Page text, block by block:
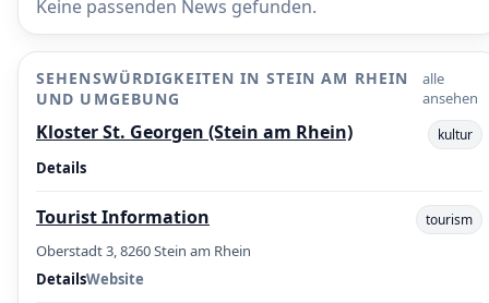
Keine passenden News gefunden.
SEHENSWÜRDIGKEITEN IN STEIN AM RHEIN
UND UMGEBUNG
alle
ansehen
Kloster St. Georgen (Stein am Rhein) kultur
Details
Tourist Information tourism
Oberstadt 3, 8260 Stein am Rhein
DetailsWebsite